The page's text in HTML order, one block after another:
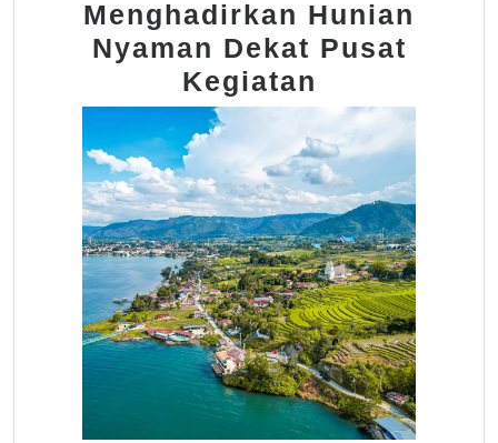
Menghadirkan Hunian
Nyaman Dekat Pusat
Kegiatan
Hunian
Nyaman
Dekat
Pusat
Kegiatan